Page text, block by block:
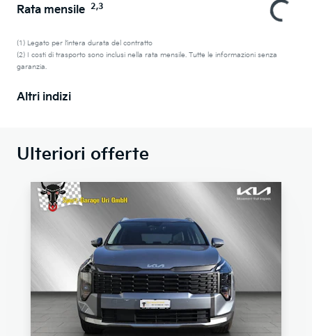
Rata mensile 2,3
(1) Legato per l’intera durata del contratto
(2) I costi di trasporto sono inclusi nella rata mensile. Tutte le informazioni senza
garanzia.
Altri indizi
Ulteriori offerte